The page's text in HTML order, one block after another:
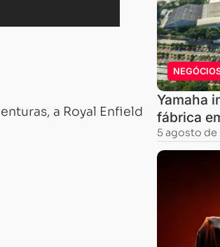
a Royal Enfield
Yamaha
fábrica
5 agosto de